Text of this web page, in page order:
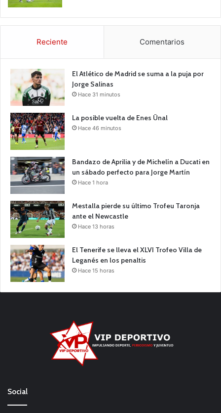
Reciente Comentarios
El Atlético de Madrid se suma a la puja por
Jorge Salinas
Hace 31 minutos
La posible vuelta de Enes Ünal
Hace 46 minutos
Bandazo de Aprilia y de Michelín a Ducati en
un sábado perfecto para Jorge Martín
Hace 1 hora
Mestalla pierde su último Trofeu Taronja
ante el Newcastle
Hace 13 horas
El Tenerife se lleva el XLVI Trofeo Villa de
Leganés en los penaltis
Hace 15 horas
Social